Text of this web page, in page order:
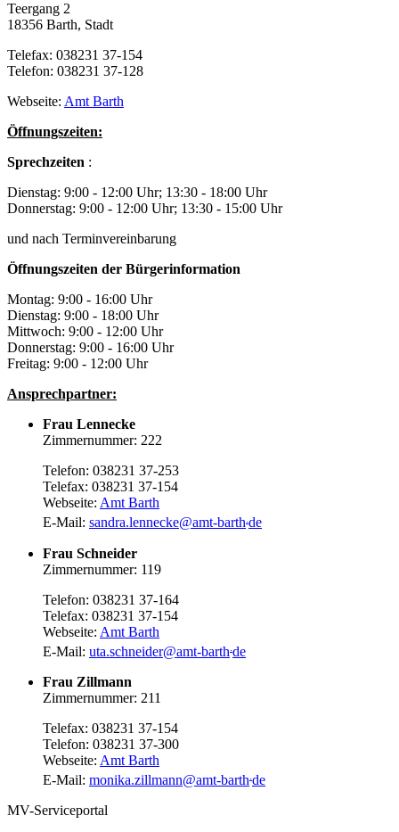
Teergang 2
18356 Barth, Stadt
Telefax: 038231 37-154
Telefon: 038231 37-128
Webseite: Amt Barth
Öffnungszeiten:
Sprechzeiten :
Dienstag: 9:00 - 12:00 Uhr; 13:30 - 18:00 Uhr
Donnerstag: 9:00 - 12:00 Uhr; 13:30 - 15:00 Uhr
und nach Terminvereinbarung
Öffnungszeiten der Bürgerinformation
Montag: 9:00 - 16:00 Uhr
Dienstag: 9:00 - 18:00 Uhr
Mittwoch: 9:00 - 12:00 Uhr
Donnerstag: 9:00 - 16:00 Uhr
Freitag: 9:00 - 12:00 Uhr
Ansprechpartner:
Frau Lennecke
Zimmernummer: 222
Telefon: 038231 37-253
Telefax: 038231 37-154
Webseite: Amt Barth
E-Mail: sandra.lennecke@amt-barthde
Frau Schneider
Zimmernummer: 119
Telefon: 038231 37-164
Telefax: 038231 37-154
Webseite: Amt Barth
E-Mail: uta.schneider@amt-barth de
Frau Zillmann
Zimmernummer: 211
Telefax: 038231 37-154
Telefon: 038231 37-300
Webseite: Amt Barth
E-Mail: monika.zillmann@amt-barth.de
MV-Serviceportal